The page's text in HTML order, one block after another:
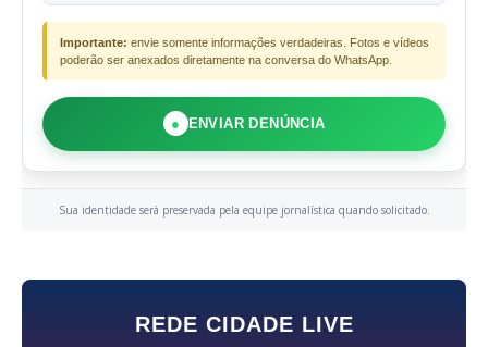
Importante: envie somente informações verdadeiras. Fotos e vídeos
poderão ser anexados diretamente na conversa do WhatsApp.
● ENVIAR DENÚNCIA
Sua identidade será preservada pela equipe jornalística quando solicitado.
REDE CIDADE LIVE